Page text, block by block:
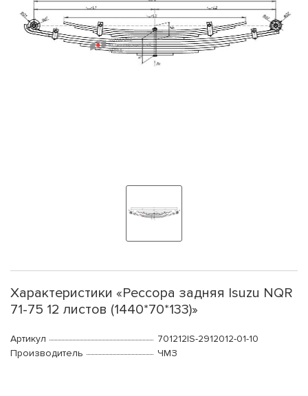
Характеристики «Рессора задняя Isuzu NQR
71-75 12 листов (1440*70*133)»
Артикул
701212IS-2912012-01-10
Производитель
ЧМЗ